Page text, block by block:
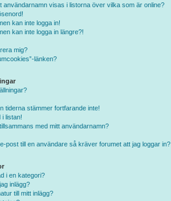
användarnamn visas i listorna över vilka som är online?
kan inte logga in!
kan inte logga in längre?!
mig?
länken?
tiderna stämmer fortfarande inte!
i listan!
med mitt användarnamn?
post till en användare så kräver forumet att jag loggar in?
i en kategori?
inlägg?
till mitt inlägg?